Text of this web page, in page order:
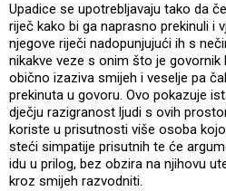
Upadice se upotrebljavaju tako da
riječ kako bi ga naprasno prekinuli i
njegove riječi nadopunjujući ih s
nikakve veze s onim što je
obično izaziva smijeh i veselje pa
prekinuta u govoru. Ovo pokazuje
dječju razigranost ljudi s ovih
koriste u prisutnosti više osoba
steći simpatije prisutnih te će
idu u prilog, bez obzira na njihovu
kroz smijeh razvodniti.